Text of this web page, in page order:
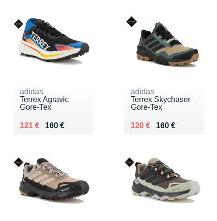
adidas
Terrex Agravic
Gore-Tex
160 €
Au lieu de 160 €
121 €
Vendu 121 €
adidas
Terrex Skychaser
Gore-Tex
160 €
Au lieu de 160 €
120 €
Vendu 120 €